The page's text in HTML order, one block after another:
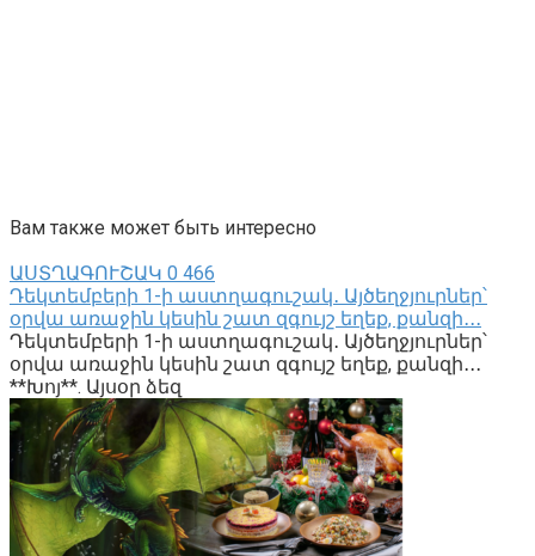
Вам также может быть интересно
ԱՍՏՂԱԳՈՒՇԱԿ 0 466
Դեկտեմբերի 1-ի աստղագուշակ․ Այծեղջյուրներ՝
օրվա առաջին կեսին շատ զգույշ եղեք, քանզի․․․
Դեկտեմբերի 1-ի աստղագուշակ․ Այծեղջյուրներ՝
օրվա առաջին կեսին շատ զգույշ եղեք, քանզի․․․
**Խոյ**. Այսօր ձեզ